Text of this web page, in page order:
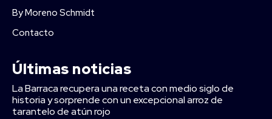
By Moreno Schmidt
Contacto
Últimas noticias
La Barraca recupera una receta con medio siglo de
historia y sorprende con un excepcional arroz de
tarantelo de atún rojo